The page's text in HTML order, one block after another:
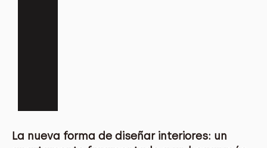
La nueva forma de diseñar interiores: un